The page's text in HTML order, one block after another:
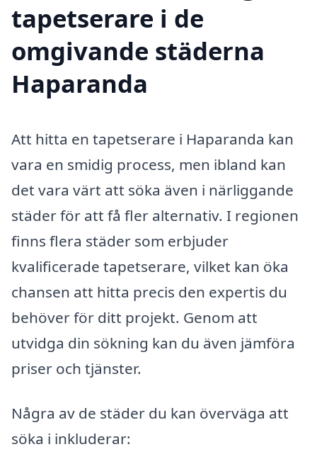
tapetserare i de
omgivande städerna
Haparanda
Att hitta en tapetserare i Haparanda kan
vara en smidig process, men ibland kan
det vara värt att söka även i närliggande
städer för att få fler alternativ. I regionen
finns flera städer som erbjuder
kvalificerade tapetserare, vilket kan öka
chansen att hitta precis den expertis du
behöver för ditt projekt. Genom att
utvidga din sökning kan du även jämföra
priser och tjänster.
Några av de städer du kan överväga att
söka i inkluderar: